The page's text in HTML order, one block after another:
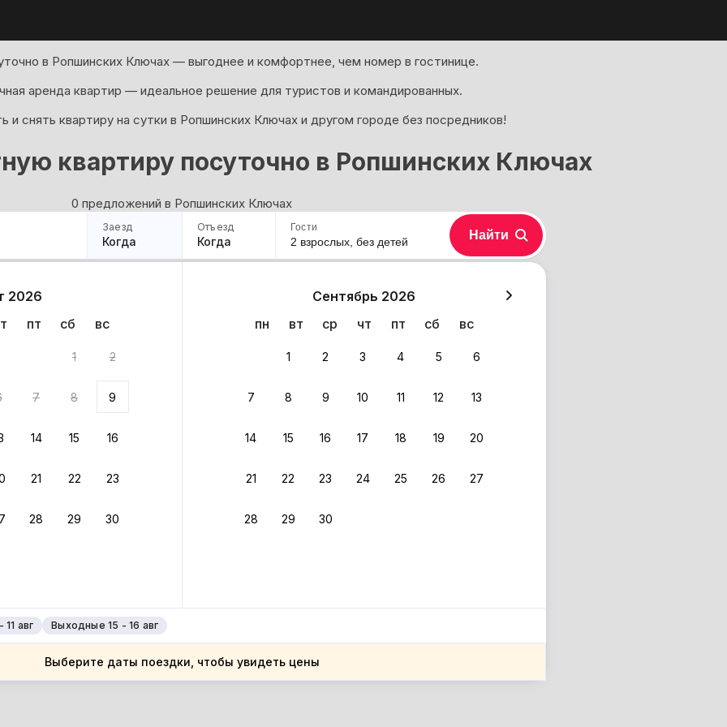
в Ропшинских Ключах — выгоднее и комфортнее, чем номер в гостинице.
аренда квартир — идеальное решение для туристов и командированных.
и снять квартиру на сутки в Ропшинских Ключах и другом городе без посредников!
квартиру посуточно в Ропшинских Ключах
0 предложений в Ропшинских Ключах
Заезд
Когда
Отъезд
Когда
2026
пт сб вс
1 2
7 8 9
14 15 16
21 22 23
28 29 30
Сентябрь 2026
пн
вт ср чт пт сб вс
1 2 3 4 5 6
7 8 9 10 11 12 13
14 15 16 17 18 19 20
21 22 23 24 25 26 27
28 29 30
11 авг Выходные 15 - 16 авг
Выберите даты поездки, чтобы увидеть цены
Гости
2 взрослых, без детей Найти
вариантов
вариант из результатов поиска не соответствует заданным фильтрам.
область